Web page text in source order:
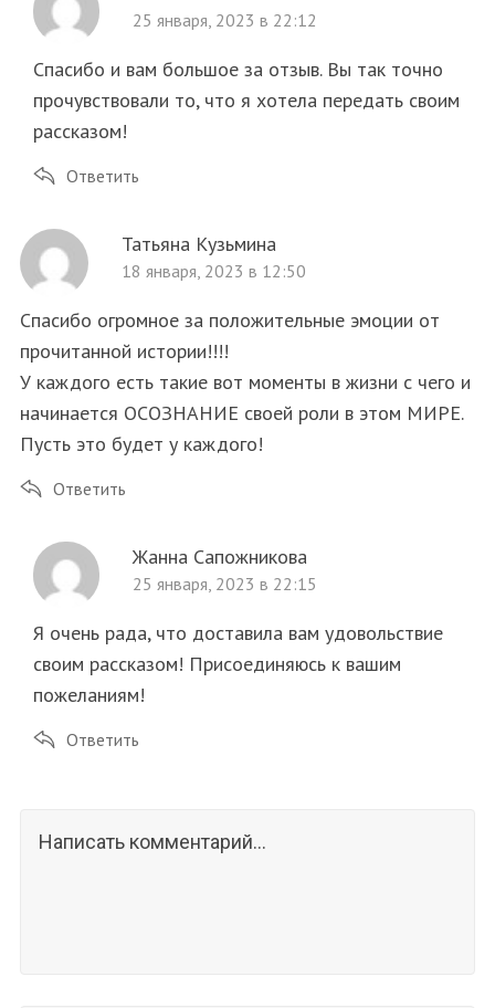
25 января, 2023 в 22:12
Спасибо и вам большое за отзыв. Вы так точно
прочувствовали то, что я хотела передать своим
рассказом!
Ответить
Татьяна Кузьмина
18 января, 2023 в 12:50
Спасибо огромное за положительные эмоции от
прочитанной истории!!!!
У каждого есть такие вот моменты в жизни с чего и
начинается ОСОЗНАНИЕ своей роли в этом МИРЕ.
Пусть это будет у каждого!
Ответить
Жанна Сапожникова
25 января, 2023 в 22:15
Я очень рада, что доставила вам удовольствие
своим рассказом! Присоединяюсь к вашим
пожеланиям!
Ответить